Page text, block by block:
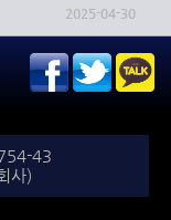
2025-04-30
43
사)